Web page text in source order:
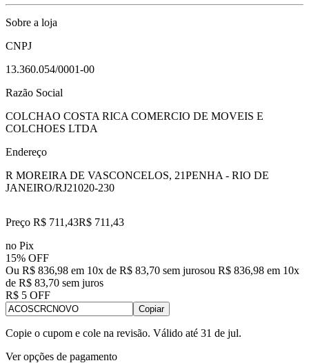
Sobre a loja
CNPJ
13.360.054/0001-00
Razão Social
COLCHAO COSTA RICA COMERCIO DE MOVEIS E
COLCHOES LTDA
Endereço
R MOREIRA DE VASCONCELOS, 21PENHA - RIO DE
JANEIRO/RJ21020-230
Preço R$ 711,43R$ 711 ,43
no Pix
15% OFF
Ou R$ 836,98 em 10x de R$ 83,70 sem jurosou R$ 836,98 em 10x
de R$ 83,70 sem juros
R$ 5 OFF
Copiar
Copie o cupom e cole na revisão. Válido até 31 de jul.
Ver opções de pagamento